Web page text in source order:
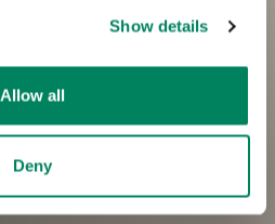
Show details
Allow all
Deny